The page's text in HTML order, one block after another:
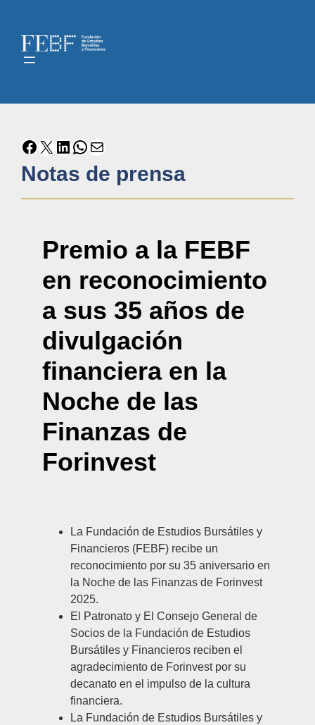
Notas de prensa
Premio a la FEBF
en reconocimiento
a sus 35 años de
divulgación
financiera en la
Noche de las
Finanzas de
Forinvest
La Fundación de Estudios Bursátiles y
Financieros (FEBF) recibe un
reconocimiento por su 35 aniversario en
la Noche de las Finanzas de Forinvest
2025.
El Patronato y El Consejo General de
Socios de la Fundación de Estudios
Bursátiles y Financieros reciben el
agradecimiento de Forinvest por su
decanato en el impulso de la cultura
financiera.
La Fundación de Estudios Bursátiles y